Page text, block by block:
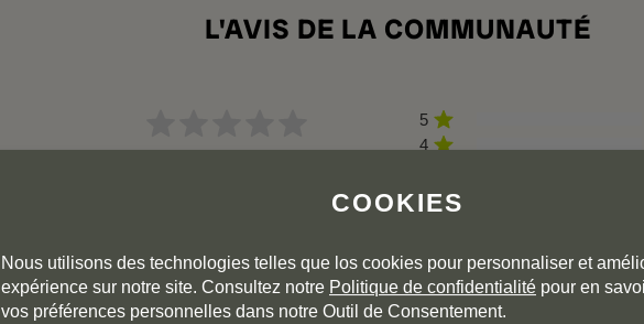
L'AVIS DE LA COMMUNAUTÉ
5
4
2
COOKIES
Nous utilisons des technologies telles que los cookies pour personnaliser et
expérience sur notre site. Consultez notre Politique de confidentialité pour en
vos préférences personnelles dans notre Outil de Consentement.